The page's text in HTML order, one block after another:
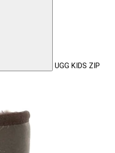
UGG KIDS ZIP